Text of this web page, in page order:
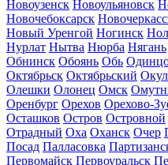
Новоузенск Новоульяновск
Новочебоксарск
Новый Уренгой Ногинск
Нурлат Нытва Нюрба Нягань
Обнинск Обоянь Обь
Октябрьск Октябрьский
Олешки Олонец Омск
Оренбург Орехов Орехово-
Осташков Остров Островной
Отрадный Оха Оханск Очер
Посад Палласовка
Первомайск Первоуральск